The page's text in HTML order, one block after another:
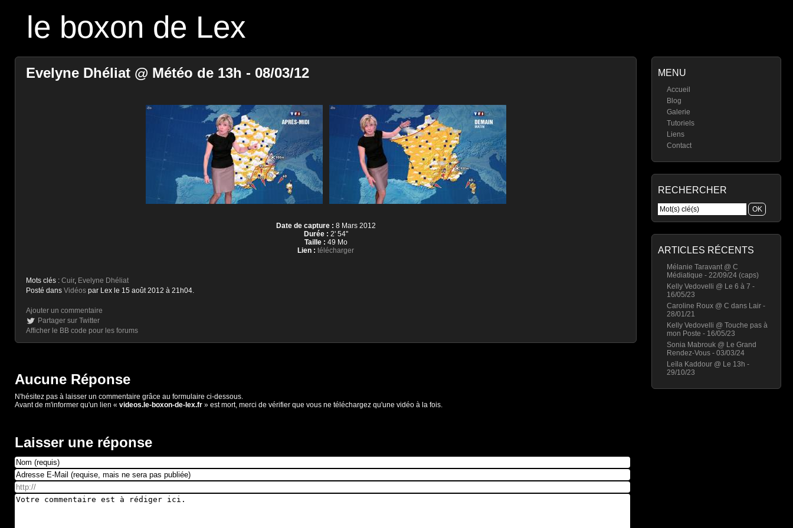
le boxon de Lex
MENU
Accueil
Blog
Galerie
Tutoriels
Liens
Contact
RECHERCHER
ARTICLES RÉCENTS
Mélanie Taravant @ C
Médiatique - 22/09/24 (caps)
Kelly Vedovelli @ Le 6 à 7 -
16/05/23
Caroline Roux @ C dans Lair -
28/01/21
Kelly Vedovelli @ Touche pas à
mon Poste - 16/05/23
Sonia Mabrouk @ Le Grand
Rendez-Vous - 03/03/24
Leïla Kaddour @ Le 13h -
29/10/23
Evelyne Dhéliat @ Météo de 13h - 08/03/12
Date de capture : 8 Mars 2012
Durée : 2' 54''
Taille : 49 Mo
Lien : télécharger
Mots clés : Cuir, Evelyne Dhéliat
Posté dans Vidéos par Lex le 15 août 2012 à 21h04.
Ajouter un commentaire
Partager sur Twitter
Afficher le BB code pour les forums
Aucune Réponse
N'hésitez pas à laisser un commentaire grâce au formulaire ci-dessous.
Avant de m'informer qu'un lien « videos.le-boxon-de-lex.fr » est mort, merci de vérifier que vous ne téléchargez qu'une vidéo à la fois.
Laisser une réponse